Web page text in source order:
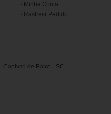
Minha Conta
Rastrear Pedido
Capivari de Baixo - SC